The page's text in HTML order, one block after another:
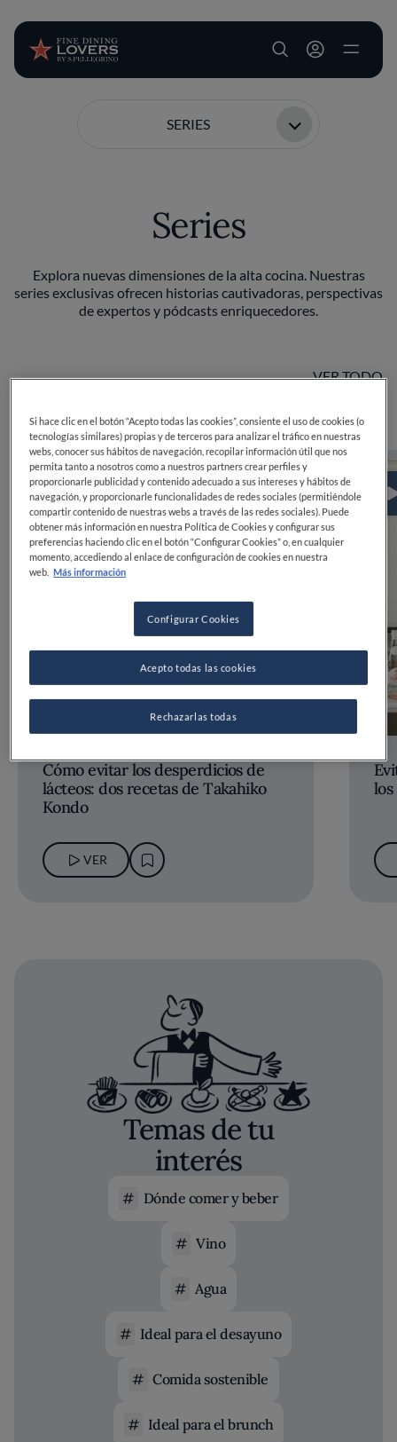
User account
SERIES
Series
Explora nuevas dimensiones de la alta cocina. Nuestras
series exclusivas ofrecen historias cautivadoras, perspectivas
de expertos y pódcasts enriquecedores.
Why Waste? VER TODO
Why
Waste?
Cómo evitar los desperdicios de
lácteos: dos recetas de Takahiko
Kondo
VER
Temas de tu
interés
Dónde comer y beber
Vino
Agua
Ideal para el desayuno
Comida sostenible
Ideal para el brunch
Si hace clic en el botón “Acepto todas las cookies”, consiente el uso de cookies (o
tecnologías similares) propias y de terceros para analizar el tráfico en nuestras
webs, conocer sus hábitos de navegación, recopilar información útil que nos
permita tanto a nosotros como a nuestros partners crear perfiles y
proporcionarle publicidad y contenido adecuado a sus intereses y hábitos de
navegación, y proporcionarle funcionalidades de redes sociales (permitiéndole
compartir contenido de nuestras webs a través de las redes sociales). Puede
obtener más información en nuestra Política de Cookies y configurar sus
preferencias haciendo clic en el botón “Configurar Cookies” o, en cualquier
momento, accediendo al enlace de configuración de cookies en nuestra
web. Más información
Configurar Cookies
Rechazarlas todas
Acepto todas las cookies